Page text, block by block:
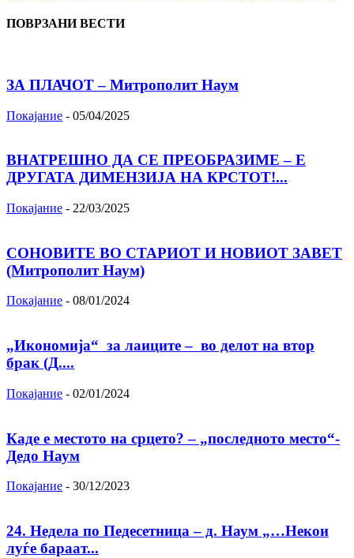
ПОВРЗАНИ ВЕСТИ
ЗА ПЛАЧОТ – Митрополит Наум
Покајание - 05/04/2025
ВНАТРЕШНО ДА СЕ ПРЕОБРАЗИМЕ – Е
ДРУГАТА ДИМЕНЗИЈА НА КРСТОТ!...
Покајание - 22/03/2025
СОНОВИТЕ ВО СТАРИОТ И НОВИОТ ЗАВЕТ
(Митрополит Наум)
Покајание - 08/01/2024
„Икономија“ за лаиците – во делот на втор
брак (Д....
Покајание - 02/01/2024
Каде е местото на срцето? – „последното место“-
Дедо Наум
Покајание - 30/12/2023
24. Недела по Педесетница – д. Наум „…Некои
луѓе бараат...